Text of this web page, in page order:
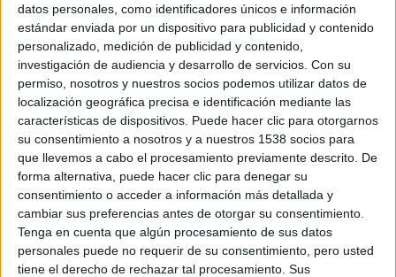
datos personales, como identificadores únicos e información
estándar enviada por un dispositivo para publicidad y contenido
personalizado, medición de publicidad y contenido,
investigación de audiencia y desarrollo de servicios. Con su
permiso, nosotros y nuestros socios podemos utilizar datos de
localización geográfica precisa e identificación mediante las
características de dispositivos. Puede hacer clic para otorgarnos
su consentimiento a nosotros y a nuestros 1538 socios para
que llevemos a cabo el procesamiento previamente descrito. De
forma alternativa, puede hacer clic para denegar su
consentimiento o acceder a información más detallada y
cambiar sus preferencias antes de otorgar su consentimiento.
Tenga en cuenta que algún procesamiento de sus datos
personales puede no requerir de su consentimiento, pero usted
tiene el derecho de rechazar tal procesamiento. Sus
Miedo. Eso es lo que sentí cuando escuché por primera
vez que estaban trabajando en una nueva entrega de
Agárralo como puedas . He de admitir que veo cine de
cualquier género, y me siento cómodo disfrutando con
comedias, dramas, thrillers y películas de todo tipo, desde
acción a terror pasando por cine de autor. Y dentro de todo
lo que veo, me lo paso de maravilla con comedias
absurdas, habiendo formado parte de mi vida el humor de
Leslie Nielsenen la época más loca de los
Abrahams-Zucker, pero ese estilo fue poco a poco
quemándose, y cada secuela o remake iba en picado hacia
la decadencia de su propio humor. Seguramente, parte de